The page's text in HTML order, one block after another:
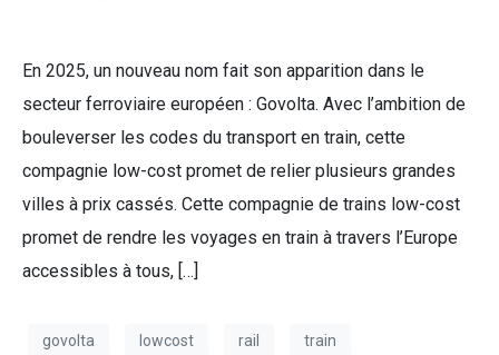
En 2025, un nouveau nom fait son apparition dans le
secteur ferroviaire européen : Govolta. Avec l’ambition de
bouleverser les codes du transport en train, cette
compagnie low-cost promet de relier plusieurs grandes
villes à prix cassés. Cette compagnie de trains low-cost
promet de rendre les voyages en train à travers l’Europe
accessibles à tous, […]
govolta lowcost rail train